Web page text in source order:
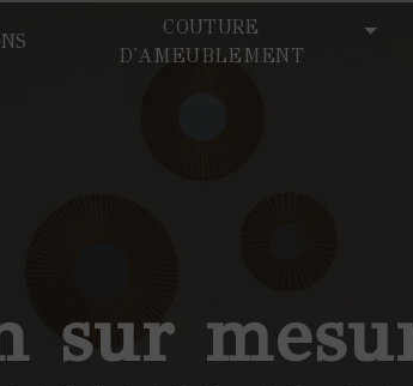
COUTURE
D'AMEUBLEMENT
sur